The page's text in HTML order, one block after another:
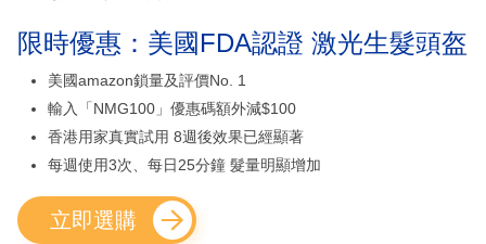
限時優惠：美國FDA認證 激光生髮頭盔
美國amazon鎖量及評價No. 1
輸入「NMG100」優惠碼額外減$100
香港用家真實試用 8週後效果已經顯著
每週使用3次、每日25分鐘 髮量明顯增加
立即選購